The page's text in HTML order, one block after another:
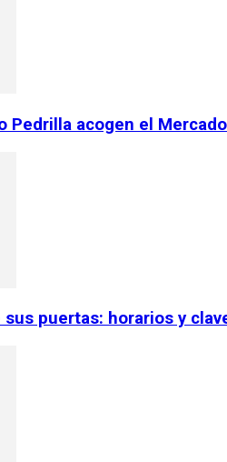
Pedrilla acogen el
puertas: horarios y